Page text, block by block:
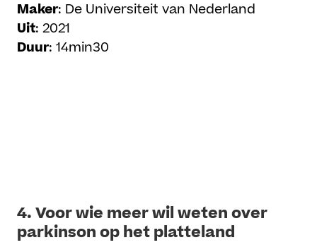
Maker: De Universiteit van Nederland
Uit: 2021
Duur: 14min30
4.Voor wie meer wil weten over
parkinson op het platteland